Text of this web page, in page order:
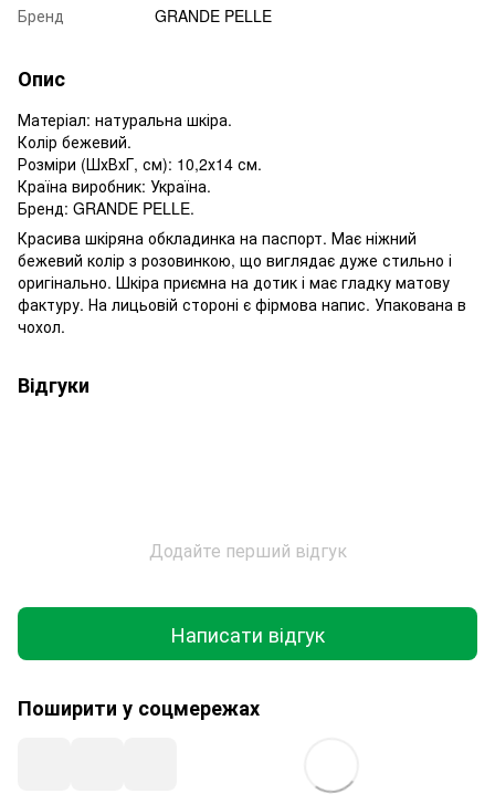
Бренд
GRANDE PELLE
Опис
Матеріал: натуральна шкіра.
Колір бежевий.
Розміри (ШхВхГ, см): 10,2х14 см.
Країна виробник: Україна.
Бренд: GRANDE PELLE.
Красива шкіряна обкладинка на паспорт. Має ніжний
бежевий колір з розовинкою, що виглядає дуже стильно і
оригінально. Шкіра приємна на дотик і має гладку матову
фактуру. На лицьовій стороні є фірмова напис. Упакована в
чохол.
Відгуки
Додайте перший відгук
Написати відгук
Поширити у соцмережах